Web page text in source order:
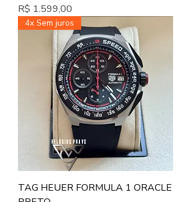
Preço
R$ 1.599,00
4x Sem juros
TAG HEUER FORMULA 1 ORACLE